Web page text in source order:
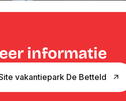
informatie
vakantiepark De Betteld